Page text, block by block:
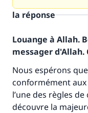
la réponse
Louange à Allah.
messager d'Allah.
Nous espérons
conformément
l’une des règles
découvre la